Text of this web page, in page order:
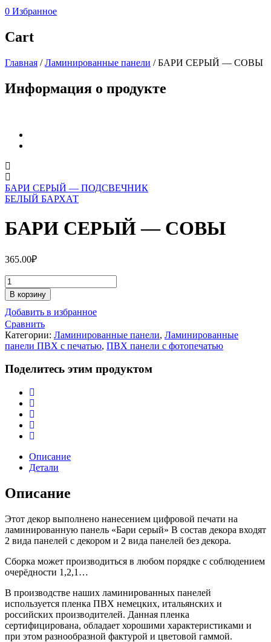
0 Избранное
Cart
Главная / Ламинированные панели /БАРИ СЕРЫЙ — СОВЫ
Информация о продукте
БАРИ СЕРЫЙ — ПОДСВЕЧНИК
БЕЛЫЙ БАРХАТ
БАРИ СЕРЫЙ — СОВЫ
365.00₽
Количество
БАРИ
СЕРЫЙ
-
СОВЫ
В корзину
Добавить в избранное
Сравнить
Категории: Ламинированные панели, Ламинированные
панели ПВХ с печатью, ПВХ панели с фотопечатью
Поделитесь этим продуктом
Описание
Детали
Описание
Этот декор выполнено нанесением цифровой печати на
ламинированную панель «Бари серый» В состав декора входят
2 вида панелей с декором и 2 вида панелей без декора.
Сборка может производиться в любом порядке с соблюдением
очерёдности 1,2,1…
В производстве наших ламинированных панелей
используется пленка ПВХ немецких, итальянских и
российских производителей. Данная пленка
сертифицирована, обладает хорошими характеристиками и
при этом разнообразной фактурой и цветовой гаммой.